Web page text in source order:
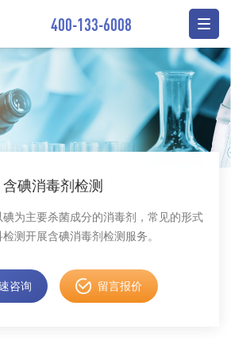
400-133-6008
含碘消毒剂检测
为主要杀菌成分的消毒剂，常见的形式
测开展含碘消毒剂检测服务。
咨询 留言报价